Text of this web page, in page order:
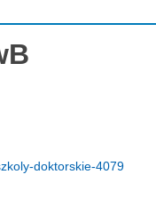
doktorskie-4079